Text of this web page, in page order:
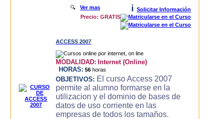
🔍Ver mas i
Solicitar Información
Precio: GRATIS
ACCESS 2007
MODALIDAD: Internet (Online)
HORAS: 56 horas
OBJETIVOS: El curso Access 2007
permite al alumno formarse en la
utilizacion y el dominio de bases de
datos de uso corriente en las
empresas de todos los tamaños.